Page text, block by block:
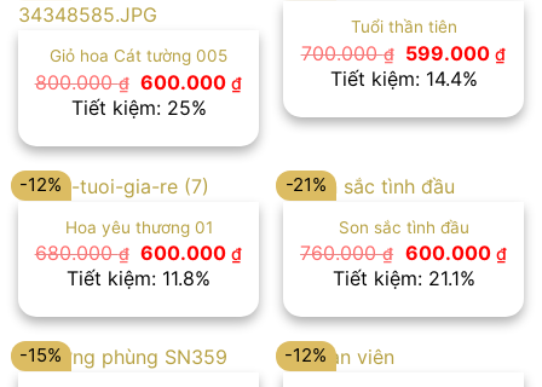
Giỏ hoa Cát tường 005
800.000₫ Giá
gốc
là:
600.000₫Giá
là:
600.000 ₫.
Tiết kiệm: 25%
Tuổi thần tiên
700.000₫
Giá
gốc
là:
599.000₫Giá
là:
Tiết kiệm: 14.4%
-12%
Hoa yêu thương 01
680.000₫ Giá
gốc
là:
600.000₫Giá
là:
600.000 ₫.
Tiết kiệm: 11.8%
-21%
Son sắc tình đầu
760.000₫ Giá
gốc
là:
600.000 ₫Giá
hiện
là:
Tiết kiệm: 21.1%
-15% -12%